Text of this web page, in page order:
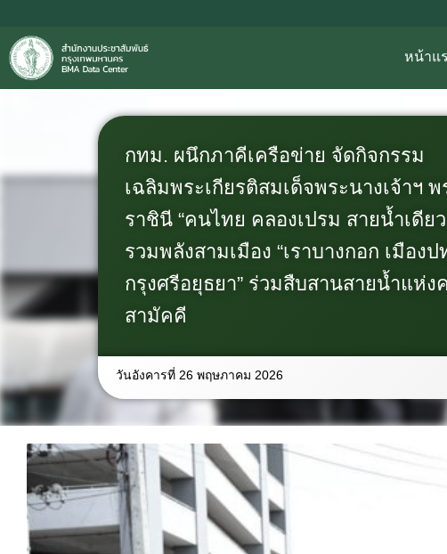
หน้าแ
กทม. ผนึกภาคีเครือข่าย จัดกิจกรรม
เฉลิมพระเกียรติสมเด็จพระนางเจ้าฯ
ราชินี “คนไทย คลองเปรม สายน้ำเดีย
รวมพลังสามเมือง “เราบางกอก เมือง
กรุงศรีอยุธยา” ร่วมสืบสานสายน้ำแห่ง
สามัคคี
วันอังคารที่ 26 พฤษภาคม 2026